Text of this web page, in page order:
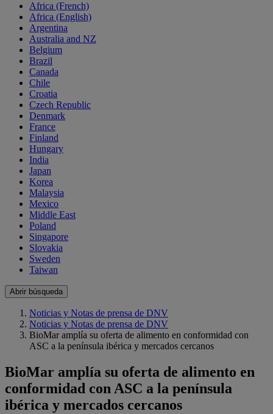
Africa (French)
Africa (English)
Argentina
Australia and NZ
Belgium
Brazil
Canada
Chile
Croatia
Czech Republic
Denmark
France
Finland
Hungary
India
Japan
Korea
Malaysia
Mexico
Middle East
Poland
Singapore
Slovakia
Sweden
Taiwan
Abrir búsqueda
Noticias y Notas de prensa de DNV
Noticias y Notas de prensa de DNV
BioMar amplía su oferta de alimento en conformidad con
ASC a la península ibérica y mercados cercanos
BioMar amplía su oferta de alimento en
conformidad con ASC a la península
ibérica y mercados cercanos